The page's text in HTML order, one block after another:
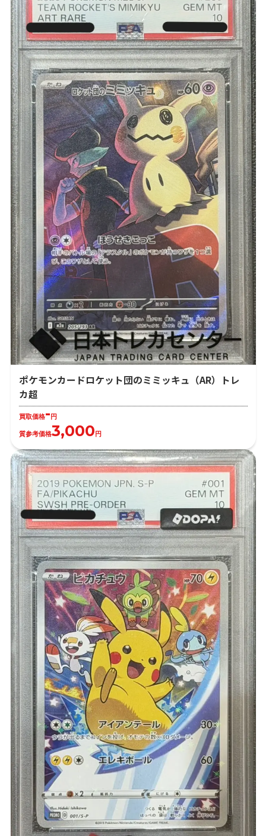
ポケモンカードロケット団のミミッキュ（AR）トレ
カ超
買取価格- 円
質参考価格3,000 円